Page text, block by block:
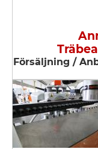
Försäljning /